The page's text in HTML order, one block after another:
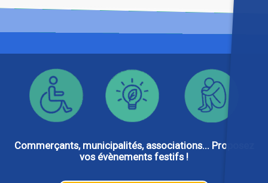
Commerçants, municipalités, associations... Proposez
vos évènements festifs !